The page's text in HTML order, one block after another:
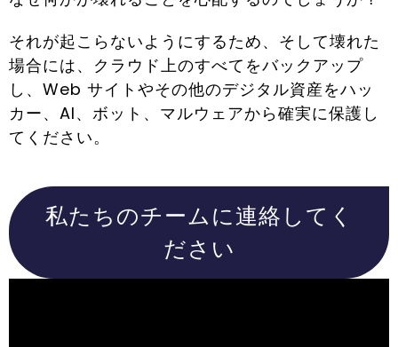
それが起こらないようにするため、そして壊れた
場合には、クラウド上のすべてをバックアップ
し、Web サイトやその他のデジタル資産をハッ
カー、AI、ボット、マルウェアから確実に保護し
てください。
私たちのチームに連絡してく
ださい